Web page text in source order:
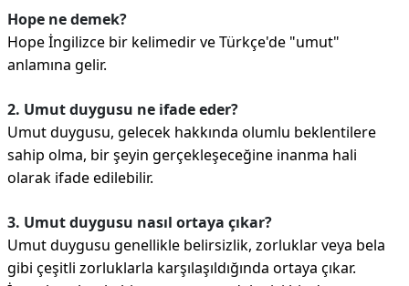
Hope ne demek?
Hope İngilizce bir kelimedir ve Türkçe'de "umut"
anlamına gelir.
2. Umut duygusu ne ifade eder?
Umut duygusu, gelecek hakkında olumlu beklentilere
sahip olma, bir şeyin gerçekleşeceğine inanma hali
olarak ifade edilebilir.
3. Umut duygusu nasıl ortaya çıkar?
Umut duygusu genellikle belirsizlik, zorluklar veya bela
gibi çeşitli zorluklarla karşılaşıldığında ortaya çıkar.